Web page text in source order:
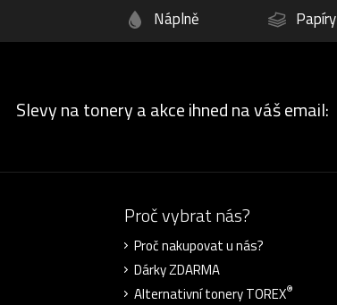
Náplně Papíry
Slevy na tonery a akce ihned na váš email:
Proč vybrat nás?
Proč nakupovat u nás?
Dárky ZDARMA
Alternativní tonery TOREX®